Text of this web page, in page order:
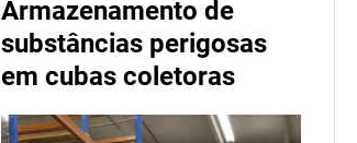
Armazenamento de
substâncias perigosas
em cubas coletoras